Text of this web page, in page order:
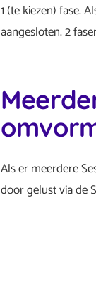
1 (te kiezen) fase.
aangesloten. 2
Als er meerdere
door gelust via de